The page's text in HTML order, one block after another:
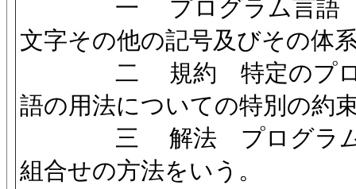
一 プログラム言語 プロ
文字その他の記号及びその体
二 規約 特定のプログラ
語の用法についての特別の約
三 解法 プログラムにお
組合せの方法をいう。